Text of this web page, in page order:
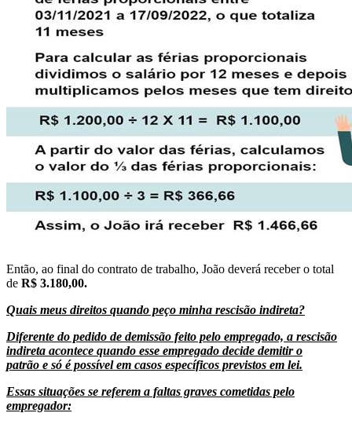
Então, ao final do contrato de trabalho, João deverá receber o total
de R$ 3.180,00.
Quais meus direitos quando peço minha rescisão indireta?
Diferente do pedido de demissão feito pelo empregado, a rescisão
indireta acontece quando esse empregado decide demitir o
patrão e só é possível em casos específicos previstos em lei.
Essas situações se referem a faltas graves cometidas pelo
empregador: